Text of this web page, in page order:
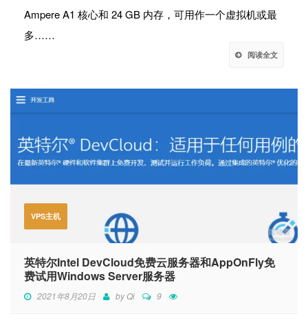
Ampere A1 核心和 24 GB 内存，可用作一个虚拟机或最
多……
阅读全文
VPS主机
英特尔Intel DevCloud免费云服务器和AppOnFly免
费试用Windows Server服务器
2021年8月20日 byQi 9